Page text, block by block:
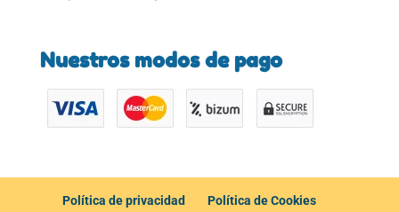
Nuestros modos de pago
Política de privacidad
Política de Cookies